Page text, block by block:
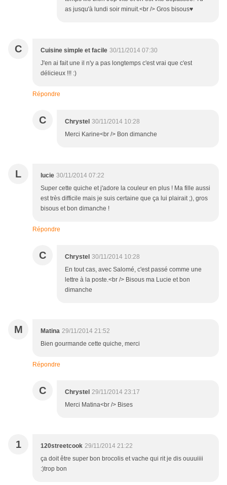
as jusqu'à lundi soir minuit.<br /> Gros bisous♥
C Cuisine simple et facile 30/11/2014 07:30
J'en ai fait une il n'y a pas longtemps c'est vrai que c'est
délicieux !!! :)
Répondre
C Chrystel 30/11/2014 10:28
Merci Karine<br /> Bon dimanche
L lucie 30/11/2014 07:22
Super cette quiche et j'adore la couleur en plus ! Ma fille aussi
est très difficile mais je suis certaine que ça lui plairait ;), gros
bisous et bon dimanche !
Répondre
C Chrystel 30/11/2014 10:28
En tout cas, avec Salomé, c'est passé comme une
lettre à la poste.<br /> Bisous ma Lucie et bon
dimanche
M Matina 29/11/2014 21:52
Bien gourmande cette quiche, merci
Répondre
C Chrystel 29/11/2014 23:17
Merci Matina<br /> Bises
1 120streetcook 29/11/2014 21:22
ça doit être super bon brocolis et vache qui rit je dis ouuuiiii
:)trop bon